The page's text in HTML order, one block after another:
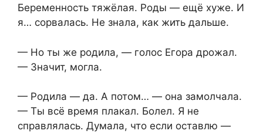
Беременность тяжёлая. Роды — ещё хуже. И
я… сорвалась. Не знала, как жить дальше.
— Но ты же родила, — голос Егора дрожал.
— Значит, могла.
— Родила — да. А потом… — она замолчала.
— Ты всё время плакал. Болел. Я не
справлялась. Думала, что если оставлю —